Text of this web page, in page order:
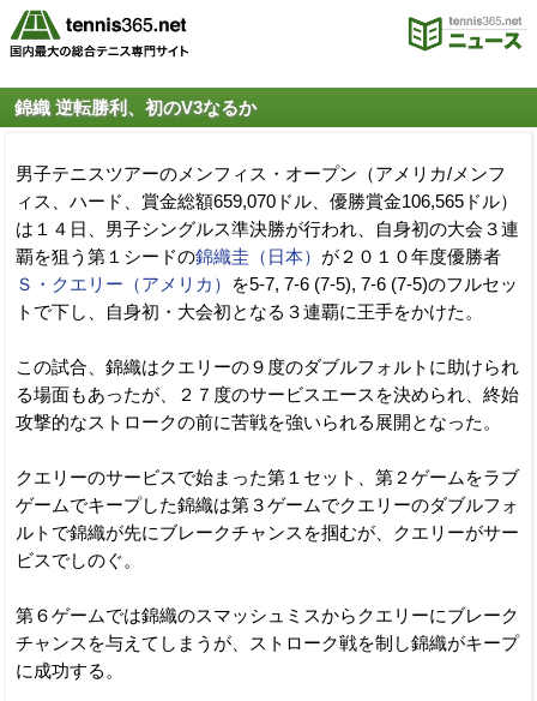
錦織 逆転勝利、初のV3なるか
男子テニスツアーのメンフィス・オープン（アメリカ/メンフ
ィス、ハード、賞金総額659,070ドル、優勝賞金106,565ドル）
は１４日、男子シングルス準決勝が行われ、自身初の大会３連
覇を狙う第１シードの錦織圭（日本） が２０１０年度優勝者
Ｓ・クエリー（アメリカ）
を5-7, 7-6 (7-5), 7-6 (7-5)のフルセッ
トで下し、自身初・大会初となる３連覇に王手をかけた。
この試合、錦織はクエリーの９度のダブルフォルトに助けられ
る場面もあったが、２７度のサービスエースを決められ、終始
攻撃的なストロークの前に苦戦を強いられる展開となった。
クエリーのサービスで始まった第１セット、第２ゲームをラブ
ゲームでキープした錦織は第３ゲームでクエリーのダブルフォ
ルトで錦織が先にブレークチャンスを掴むが、クエリーがサー
ビスでしのぐ。
第６ゲームでは錦織のスマッシュミスからクエリーにブレーク
チャンスを与えてしまうが、ストローク戦を制し錦織がキープ
に成功する。